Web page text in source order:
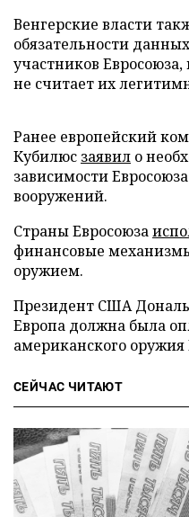
Венгерские власти
обязательности
участников
не считает их
Ранее европейский
Кубилюс заявил о
зависимости
вооружений.
Страны Евросоюза
финансовые
оружием.
Президент США
Европа должна была
американского
СЕЙЧАС ЧИТАЮТ